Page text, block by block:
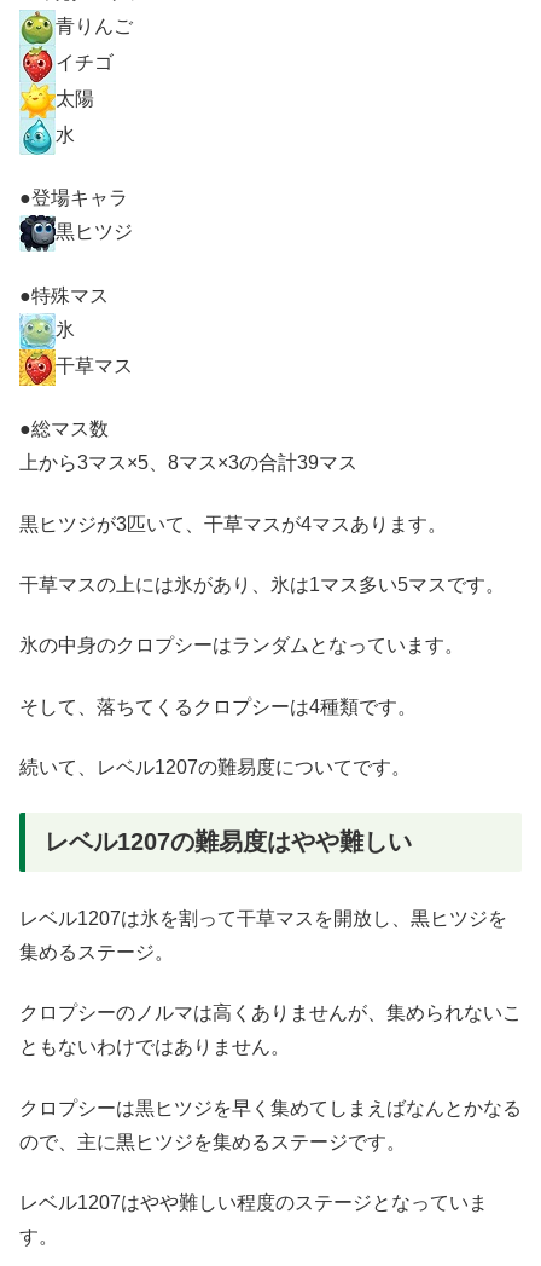
青りんご
イチゴ
太陽
水
●登場キャラ
黒ヒツジ
●特殊マス
氷
干草マス
●総マス数
上から3マス×5、8マス×3の合計39マス
黒ヒツジが3匹いて、干草マスが4マスあります。
干草マスの上には氷があり、氷は1マス多い5マスです。
氷の中身のクロプシーはランダムとなっています。
そして、落ちてくるクロプシーは4種類です。
続いて、レベル1207の難易度についてです。
レベル1207の難易度はやや難しい
レベル1207は氷を割って干草マスを開放し、黒ヒツジを
集めるステージ。
クロプシーのノルマは高くありませんが、集められないこ
ともないわけではありません。
クロプシーは黒ヒツジを早く集めてしまえばなんとかなる
ので、主に黒ヒツジを集めるステージです。
レベル1207はやや難しい程度のステージとなっていま
す。